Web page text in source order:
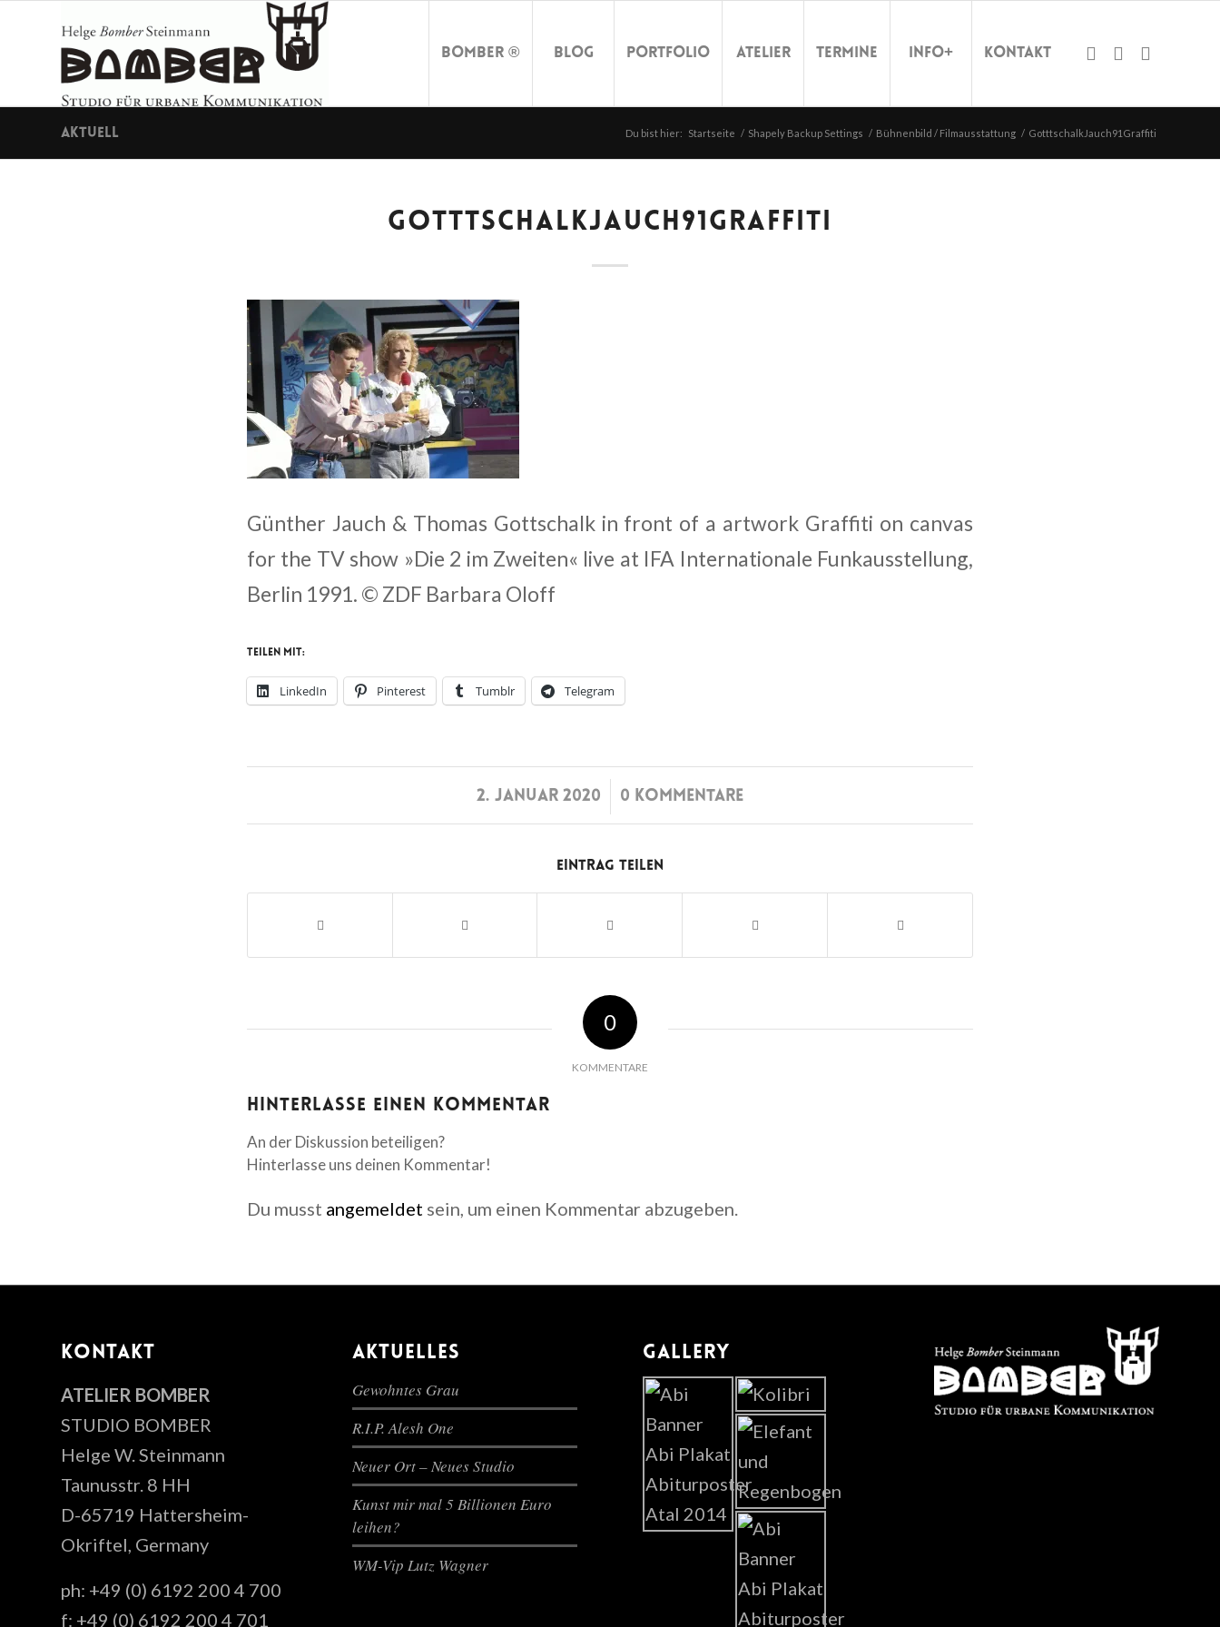
Bomber ® Blog Portfolio Atelier Termine Info+ Kontakt
Aktuell Du bist hier: Startseite / Shapely Backup Settings / Bühnenbild / Filmausstattung / GotttschalkJauch91Graffiti
GOTTTSCHALKJAUCH91GRAFFITI
Günther Jauch & Thomas Gottschalk in front of a artwork Graffiti on canvas
for the TV show »Die 2 im Zweiten« live at IFA Internationale Funkausstellung,
Berlin 1991. © ZDF Barbara Oloff
Teilen mit:
LinkedIn Pinterest Tumblr Telegram
2. JANUAR 2020
/ 0 KOMMENTARE
Eintrag teilen
0
KOMMENTARE
Hinterlasse einen Kommentar
An der Diskussion beteiligen?
Hinterlasse uns deinen Kommentar!
Du musst angemeldet sein, um einen Kommentar abzugeben.
KONTAKT
ATELIER BOMBER
STUDIO BOMBER
Helge W. Steinmann
Taunusstr. 8 HH
D-65719 Hattersheim-
Okriftel, Germany
ph: +49 (0) 6192 200 4 700
f: +49 (0) 6192 200 4 701
AKTUELLES
Gewohntes Grau
R.I.P. Alesh One
Neuer Ort – Neues Studio
Kunst mir mal 5 Billionen Euro
leihen?
WM-Vip Lutz Wagner
GALLERY